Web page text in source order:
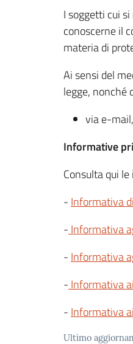
I soggetti cui
conoscerne il
materia di
Ai sensi del
legge, nonché
via e-
Informative
Consulta qui
- Informativa
- Informativa
- Informativa
- Informativa
- Informativa
Ultimo